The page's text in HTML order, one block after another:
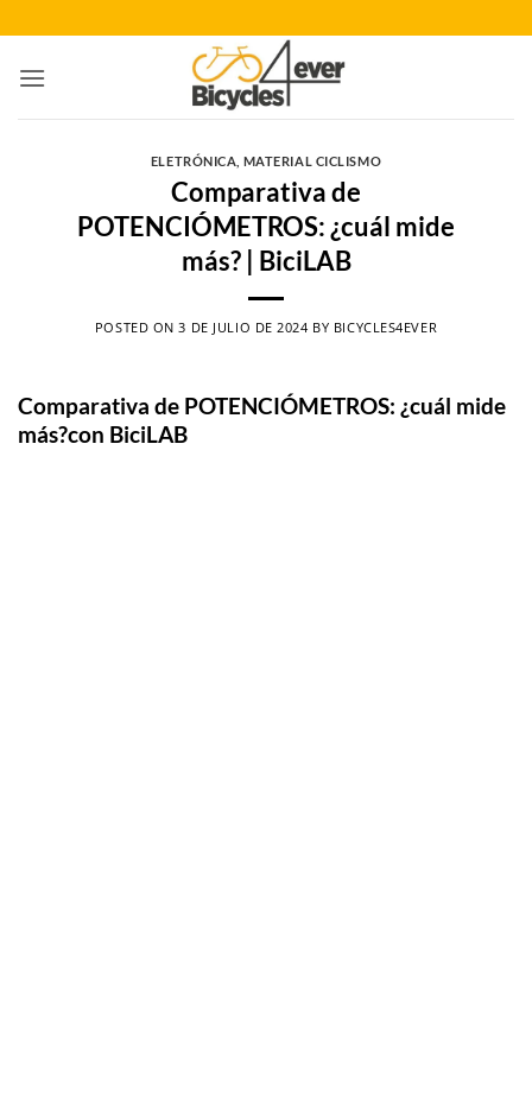
al
contenido
ELETRÓNICA MATERIAL CICLISMO
Comparativa de
POTENCIÓMETROS: ¿cuál mide
más? | BiciLAB
POSTED ON3 DE JULIO DE 2024 BY BICYCLES4EVER
Comparativa de POTENCIÓMETROS: ¿cuál mide
más?con BiciLAB